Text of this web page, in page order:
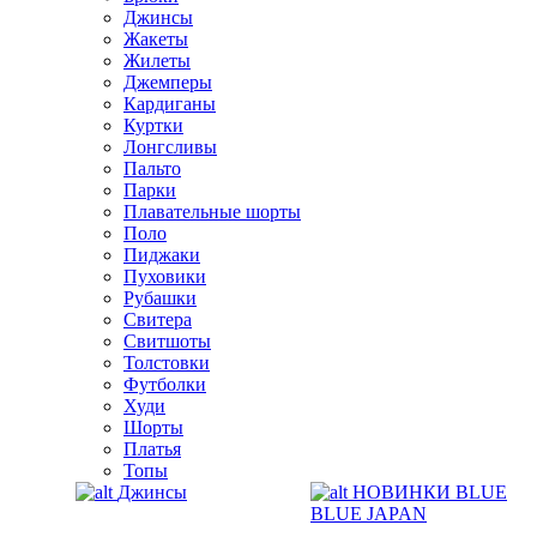
Джинсы
Жакеты
Жилеты
Джемперы
Кардиганы
Куртки
Лонгсливы
Пальто
Парки
Плавательные шорты
Поло
Пиджаки
Пуховики
Рубашки
Свитера
Свитшоты
Толстовки
Футболки
Худи
Шорты
Платья
Топы
Джинсы
НОВИНКИ BLUE
BLUE JAPAN